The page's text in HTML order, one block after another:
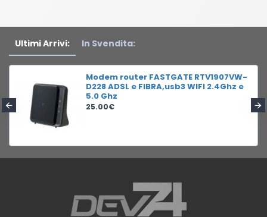
Ultimi Arrivi: In Svendita:
Modem router FASTGATE RTV1907VW-
D228 ADSL e FIBRA,usb3 WIFI 2.4Ghz e
5.0 Ghz
25.00€